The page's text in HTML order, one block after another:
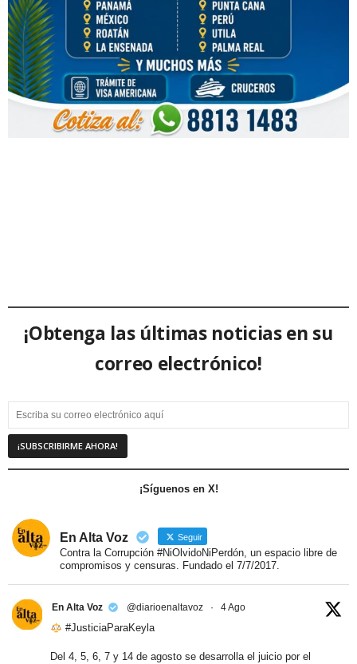
¡Obtenga las últimas noticias en su
correo electrónico!
¡Síguenos en X!
En Alta Voz Seguir
Contra la Corrupción #NiOlvidoNiPerdón, un espacio libre de
compromisos y censuras. Fundado el 7/7/2017.
En Alta Voz @diarioenaltavoz · 4 Ago
#JusticiaParaKeyla
Del 4, 5, 6, 7 y 14 de agosto se desarrolla el juicio por el